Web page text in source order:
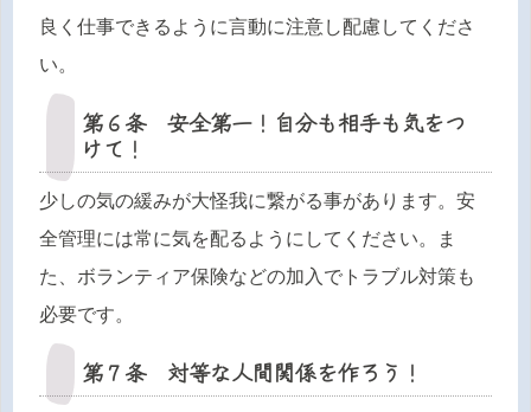
良く仕事できるように言動に注意し配慮してくださ
い。
第６条 安全第一！自分も相手も気をつ
けて！
少しの気の緩みが大怪我に繋がる事があります。安
全管理には常に気を配るようにしてください。ま
た、ボランティア保険などの加入でトラブル対策も
必要です。
第７条 対等な人間関係を作ろう！